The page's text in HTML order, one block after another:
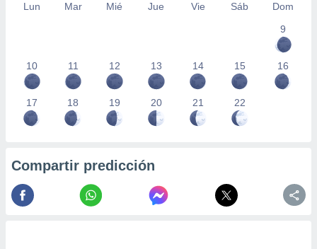
Lun Mar Mié Jue Vie Sáb
Dom
9
10 11 12 13 14 15 16
17 18 19 20 21 22
Compartir predicción